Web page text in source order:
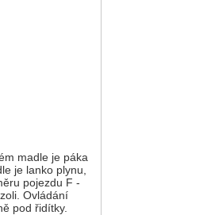
madle je páka
je lanko plynu,
pojezdu F -
Ovládání
pod řidítky.